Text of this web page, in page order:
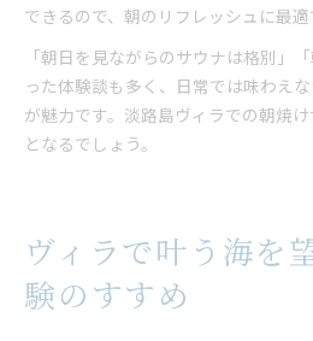
できるので、朝のリフレッシュに最適
「朝日を見ながらのサウナは格別」
った体験談も多く、日常では味わえ
が魅力です。淡路島ヴィラでの朝焼
となるでしょう。
ヴィラで叶う海を
験のすすめ